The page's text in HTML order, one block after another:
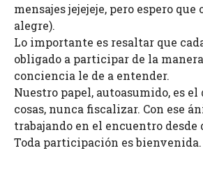
mensajes jejejeje, pero espero
alegre).
Lo importante es resaltar que
obligado a participar de la
conciencia le de a entender.
Nuestro papel, autoasumido, es
cosas, nunca fiscalizar. Con ese
trabajando en el encuentro desde
Toda participación es bienvenida.